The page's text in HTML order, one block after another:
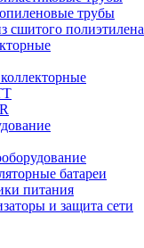
трубы
сшитого полиэтилена
батареи
питания
и защита сети